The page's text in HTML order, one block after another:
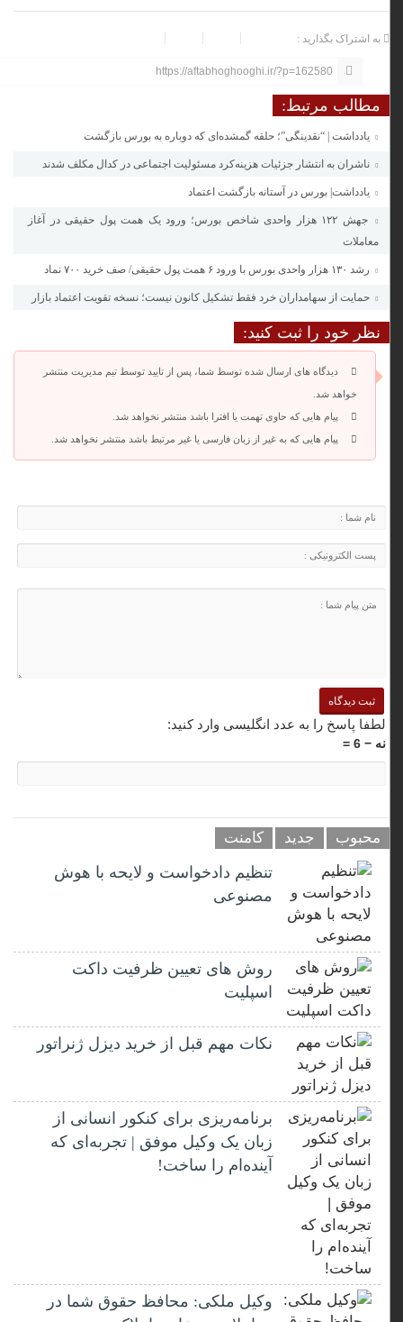
به اشتراک بگذارید :
https://aftabhoghooghi.ir/?p=162580
مطالب مرتبط:
یادداشت | “نقدینگی”؛ حلقه گمشده‌ای که دوباره به بورس بازگشت
ناشران به انتشار جزئیات هزینه‌کرد مسئولیت اجتماعی در کدال مکلف شدند
یادداشت| بورس در آستانه بازگشت اعتماد
جهش ۱۲۲ هزار واحدی شاخص بورس؛ ورود یک همت پول حقیقی در آغاز
معاملات
رشد ۱۳۰ هزار واحدی بورس با ورود ۶ همت پول حقیقی/ صف خرید ۷۰۰ نماد
حمایت از سهامداران خرد فقط تشکیل کانون نیست؛ نسخه تقویت اعتماد بازار
نظر خود را ثبت کنید:
دیدگاه های ارسال شده توسط شما، پس از تایید توسط تیم مدیریت منتشر
خواهد شد.
پیام هایی که حاوی تهمت یا افترا باشد منتشر نخواهد شد.
پیام هایی که به غیر از زبان فارسی یا غیر مرتبط باشد منتشر نخواهد شد.
لطفا پاسخ را به عدد انگلیسی وارد کنید:
نه − 6 =
محبوب جدید کامنت
تنظیم دادخواست و لایحه با هوش
مصنوعی
روش های تعیین ظرفیت داکت
اسپلیت
نکات مهم قبل از خرید دیزل ژنراتور
برنامه‌ریزی برای کنکور انسانی از
زبان یک وکیل موفق | تجربه‌ای که
آینده‌ام را ساخت!
وکیل ملکی: محافظ حقوق شما در